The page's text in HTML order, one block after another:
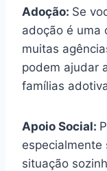
Adoção: Se
adoção é uma
muitas
podem ajudar
famílias
Apoio Social:
especialmente
situação